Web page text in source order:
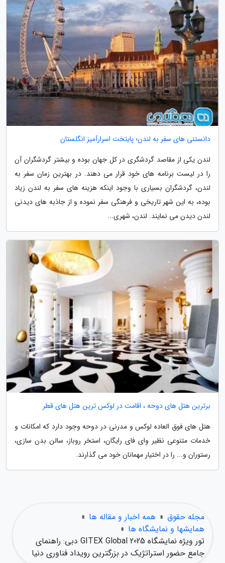
دانستنی های سفر به لندن؛ پایتخت اسرارآمیز انگلستان
لندن یکی از مقاصد گردشگری در کل جهان بوده و بیشتر گردشگران آن
را در لیست برنامه های خود قرار می دهند. در بهترین زمان سفر به
لندن، گردشگران بسیاری با وجود اینکه هزینه های سفر به لندن زیاد
بوده، به این شهر تاریخی و فرهنگی سفر نموده و از جاذبه های دیدنی
لندن دیدن می نمایند. لندن، شهری...
برترین هتل های دوحه ، اقامت در لوکس ترین هتل های قطر
هتل های فوق العاده لوکس و مدرنی در دوحه وجود دارد که امکانات و
خدمات متنوعی نظیر وای فای رایگان، استخر روباز، سالن بدن سازی،
رستوران و... را در اختیار مهمانان خود می گذارند.
مجله حقوق » همه اخبار و مقاله ها »
همایشها و نمایشگاه ها »
تور ویژه نمایشگاه GITEX Global 2025 دبی: راهنمای
جامع حضور استراتژیک در بزرگترین رویداد فناوری دنیا